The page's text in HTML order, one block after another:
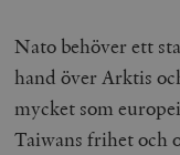
Nato behöver ett
hand över Arktis
mycket som
Taiwans frihet och